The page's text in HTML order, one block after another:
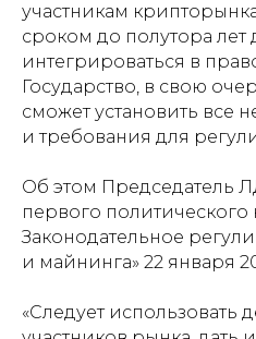
участникам
сроком до полутора лет
интегрироваться в
Государство, в свою
сможет установить все
и требования для
Об этом Председатель
первого
Законодательное
и майнинга» 22 января
«Следует использовать